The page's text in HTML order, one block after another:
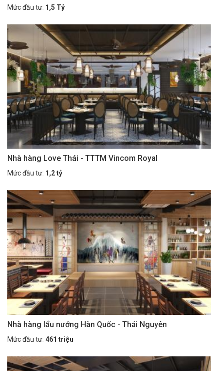
Mức đầu tư: 1,5 Tỷ
Nhà hàng Love Thái - TTTM Vincom Royal
Mức đầu tư: 1,2 tỷ
Nhà hàng lẩu nướng Hàn Quốc - Thái Nguyên
Mức đầu tư: 461 triệu